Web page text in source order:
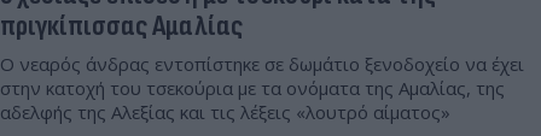
πριγκίπισσας Αμαλίας
Ο νεαρός άνδρας εντοπίστηκε σε δωμάτιο ξενοδοχείο να έχει
στην κατοχή του τσεκούρια με τα ονόματα της Αμαλίας, της
αδελφής της Αλεξίας και τις λέξεις «λουτρό αίματος»